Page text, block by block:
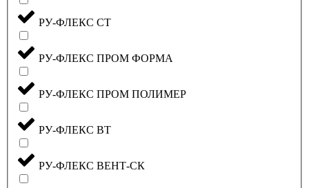
РУ-ФЛЕКС СТ
РУ-ФЛЕКС ПРОМ ФОРМА
РУ-ФЛЕКС ПРОМ ПОЛИМЕР
РУ-ФЛЕКС ВТ
РУ-ФЛЕКС ВЕНТ-СК